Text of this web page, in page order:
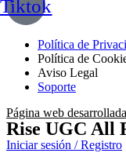
Tiktok
Política de
Política de
Aviso Legal
Soporte
Página web
Rise UGC All
Iniciar sesión / Registro